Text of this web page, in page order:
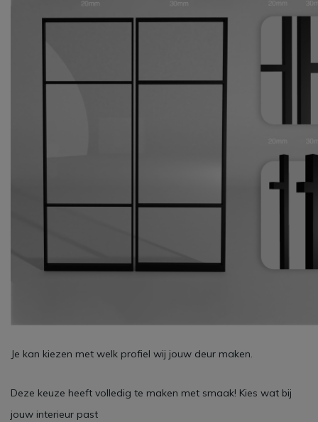
Je kan kiezen met welk profiel wij jouw deur maken.
Deze keuze heeft volledig te maken met smaak! Kies wat bij
jouw interieur past